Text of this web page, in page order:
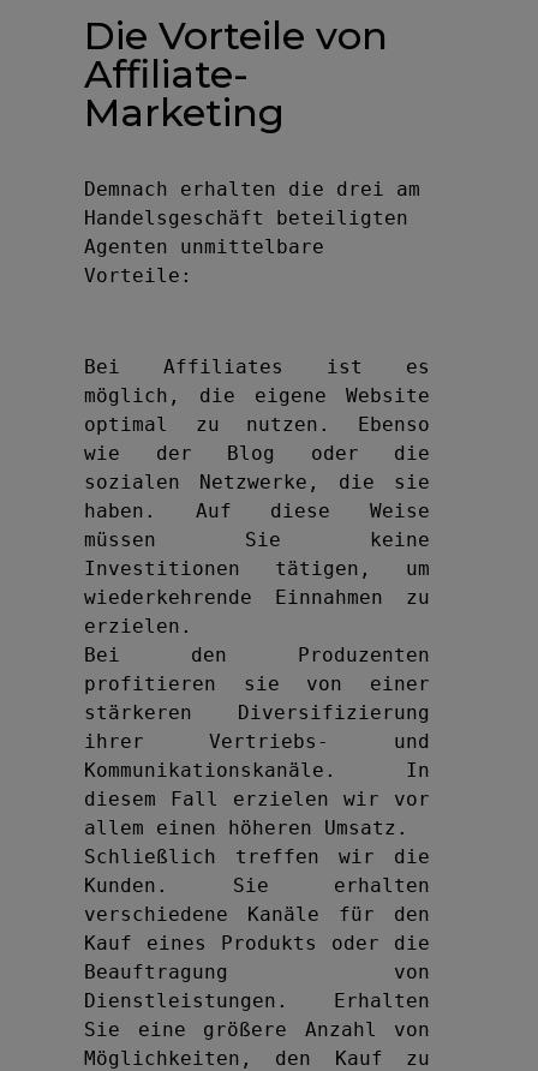
Die Vorteile von
Affiliate-
Marketing
Demnach erhalten die drei am
Handelsgeschäft beteiligten
Agenten unmittelbare
Vorteile:
Bei Affiliates ist es
möglich, die eigene Website
optimal zu nutzen. Ebenso
wie der Blog oder die
sozialen Netzwerke, die sie
haben. Auf diese Weise
müssen Sie keine
Investitionen tätigen, um
wiederkehrende Einnahmen zu
erzielen.
Bei den Produzenten
profitieren sie von einer
stärkeren Diversifizierung
ihrer Vertriebs- und
Kommunikationskanäle. In
diesem Fall erzielen wir vor
allem einen höheren Umsatz.
Schließlich treffen wir die
Kunden. Sie erhalten
verschiedene Kanäle für den
Kauf eines Produkts oder die
Beauftragung von
Dienstleistungen. Erhalten
Sie eine größere Anzahl von
Möglichkeiten, den Kauf zu